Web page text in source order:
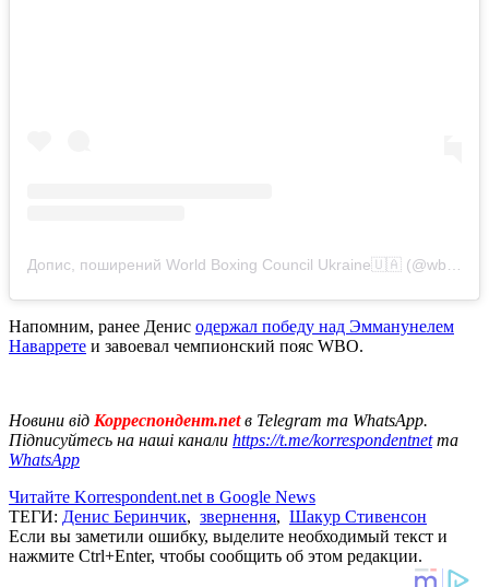
Допис, поширений World Boxing Council Ukraine🇺🇦 (@wbc_ukraine)
Напомним, ранее Денис одержал победу над Эмманунелем
Наваррете и завоевал чемпионский пояс WBO.
Новини від Корреспондент.netв Telegram та WhatsApp.
Підписуйтесь на наші канали https://t.me/korrespondentnetта
WhatsApp
Читайте Korrespondent.net в Google News
ТЕГИ: Денис Беринчик, звернення, Шакур Стивенсон
Если вы заметили ошибку, выделите необходимый текст и
нажмите Ctrl+Enter, чтобы сообщить об этом редакции.